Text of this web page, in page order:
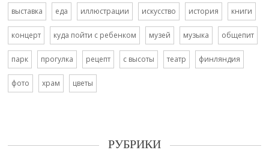
выставка еда иллюстрации искусство история книги
концерт куда пойти с ребенком музей музыка общепит
парк прогулка рецепт с высоты театр финляндия
фото храм цветы
РУБРИКИ